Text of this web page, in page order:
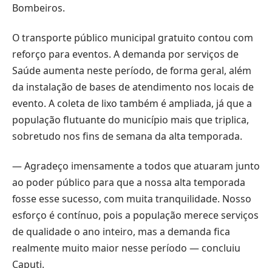
Bombeiros.
O transporte público municipal gratuito contou com
reforço para eventos. A demanda por serviços de
Saúde aumenta neste período, de forma geral, além
da instalação de bases de atendimento nos locais de
evento. A coleta de lixo também é ampliada, já que a
população flutuante do município mais que triplica,
sobretudo nos fins de semana da alta temporada.
— Agradeço imensamente a todos que atuaram junto
ao poder público para que a nossa alta temporada
fosse esse sucesso, com muita tranquilidade. Nosso
esforço é contínuo, pois a população merece serviços
de qualidade o ano inteiro, mas a demanda fica
realmente muito maior nesse período — concluiu
Caputi.